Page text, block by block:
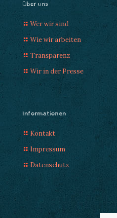
Über uns
Wer wir sind
Wie wir arbeiten
Transparenz
Wir in der Presse
Informationen
Kontakt
Impressum
Datenschutz